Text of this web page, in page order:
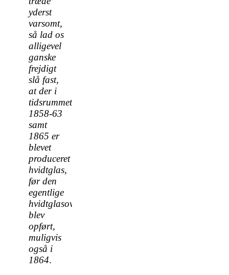
yderst
varsomt,
så lad os
alligevel
ganske
frejdigt
slå fast,
at der i
tidsrummet
1858-63
samt
1865 er
blevet
produceret
hvidtglas,
før den
egentlige
hvidtglasovn
blev
opført,
muligvis
også i
1864.